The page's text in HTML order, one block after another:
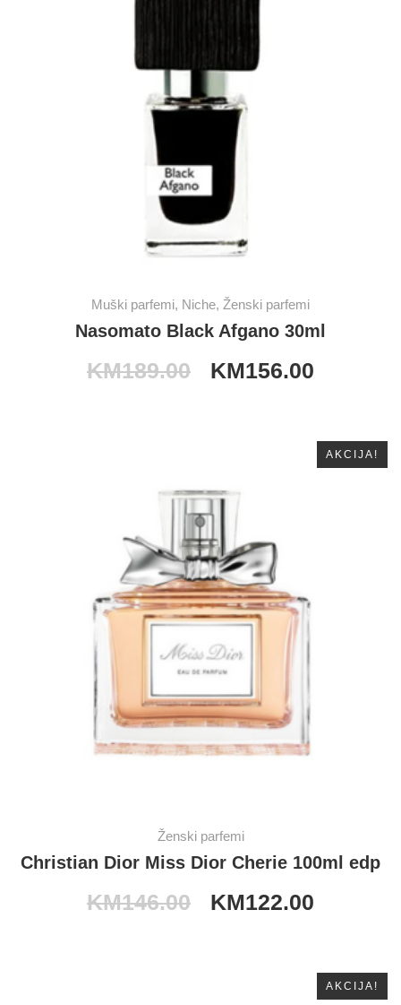
Muški parfemi, Niche, Ženski parfemi
Nasomato Black Afgano 30ml
KM189.00 KM156.00
AKCIJA!
Ženski parfemi
Christian Dior Miss Dior Cherie 100ml edp
KM146.00 KM122.00
AKCIJA!